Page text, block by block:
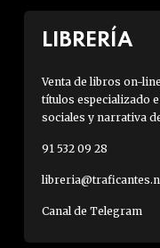
LIBRERÍA
Venta de libros on-
títulos especializado
sociales y narrativa
91 532 09 28
Canal de Telegram